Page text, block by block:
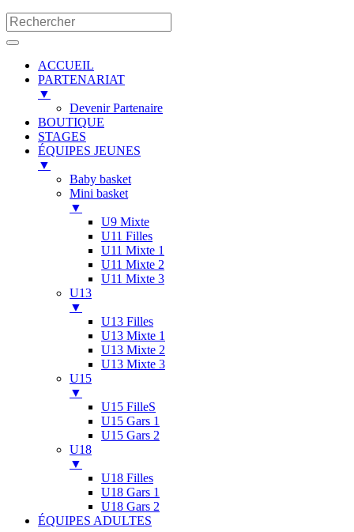
ACCUEIL
PARTENARIAT
▼
Devenir Partenaire
BOUTIQUE
STAGES
ÉQUIPES JEUNES
▼
Baby basket
Mini basket
▼
U9 Mixte
U11 Filles
U11 Mixte 1
U11 Mixte 2
U11 Mixte 3
U13
▼
U13 Filles
U13 Mixte 1
U13 Mixte 2
U13 Mixte 3
U15
▼
U15 FilleS
U15 Gars 1
U15 Gars 2
U18
▼
U18 Filles
U18 Gars 1
U18 Gars 2
ÉQUIPES ADULTES